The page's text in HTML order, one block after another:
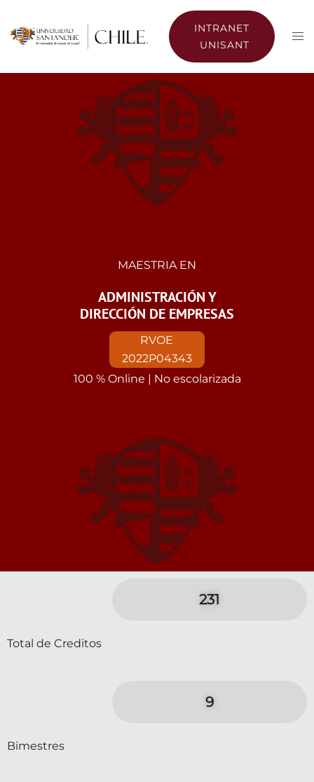
INTRANET
UNISANT
MAESTRIA EN
ADMINISTRACIÓN Y
DIRECCIÓN DE EMPRESAS
RVOE
2022P04343
100 % Online | No escolarizada
231
Total de Creditos
9
Bimestres